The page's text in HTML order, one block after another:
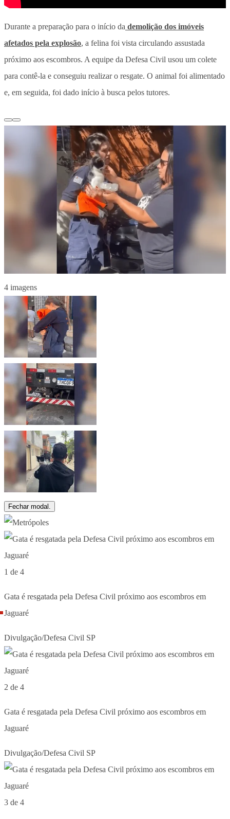
Durante a preparação para o início da demolição dos imóveis
afetados pela explosão, a felina foi vista circulando assustada
próximo aos escombros. A equipe da Defesa Civil usou um colete
para contê-la e conseguiu realizar o resgate. O animal foi alimentado
e, em seguida, foi dado início à busca pelos tutores.
4 imagens
Fechar modal.
1 de 4
Gata é resgatada pela Defesa Civil próximo aos escombros em
Jaguaré
Divulgação/Defesa Civil SP
2 de 4
Gata é resgatada pela Defesa Civil próximo aos escombros em
Jaguaré
Divulgação/Defesa Civil SP
3 de 4